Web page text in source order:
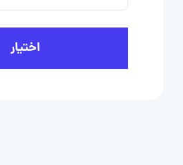
اختيار